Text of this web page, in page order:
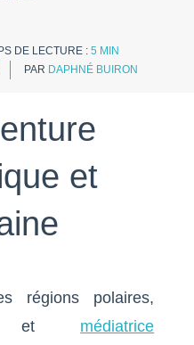
DE LECTURE : 5 MIN
PAR DAPHNÉ BUIRON
et
régions polaires,
et médiatrice